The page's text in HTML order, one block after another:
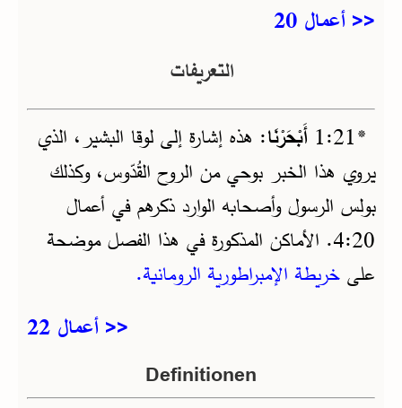
<< أعمال 20
التعريفات
*
21‏:1 أَبْحَرْنَا: هذه إشارة إلى لوقا البشير، الذي
يروي هذا الخبر بوحي من الروح القُدّوس، وكذلك
بولس الرسول وأصحابه الوارد ذكرهم في أعمال
20‏:4. الأماكن المذكورة في هذا الفصل موضحة
علىخريطة الإمبراطورية الرومانية.
أعمال 22 >>
Definitionen